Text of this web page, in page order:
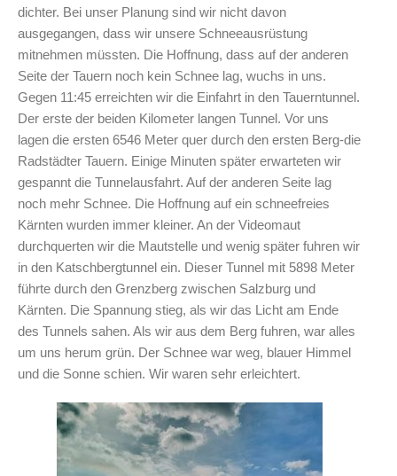
dichter. Bei unser Planung sind wir nicht davon
ausgegangen, dass wir unsere Schneeausrüstung
mitnehmen müssten. Die Hoffnung, dass auf der anderen
Seite der Tauern noch kein Schnee lag, wuchs in uns.
Gegen 11:45 erreichten wir die Einfahrt in den Tauerntunnel.
Der erste der beiden Kilometer langen Tunnel. Vor uns
lagen die ersten 6546 Meter quer durch den ersten Berg-die
Radstädter Tauern. Einige Minuten später erwarteten wir
gespannt die Tunnelausfahrt. Auf der anderen Seite lag
noch mehr Schnee. Die Hoffnung auf ein schneefreies
Kärnten wurden immer kleiner. An der Videomaut
durchquerten wir die Mautstelle und wenig später fuhren wir
in den Katschbergtunnel ein. Dieser Tunnel mit 5898 Meter
führte durch den Grenzberg zwischen Salzburg und
Kärnten. Die Spannung stieg, als wir das Licht am Ende
des Tunnels sahen. Als wir aus dem Berg fuhren, war alles
um uns herum grün. Der Schnee war weg, blauer Himmel
und die Sonne schien. Wir waren sehr erleichtert.